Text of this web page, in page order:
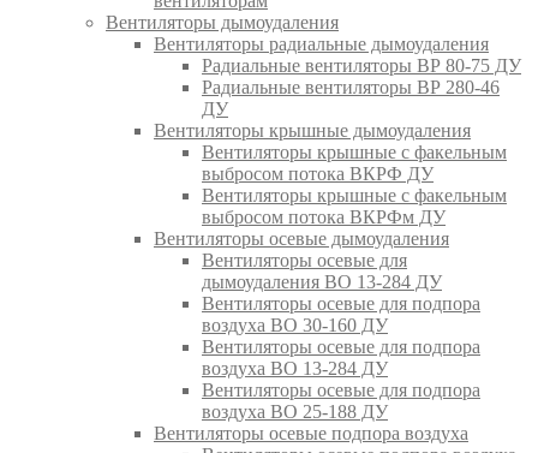
Вентиляторы дымоудаления
Вентиляторы радиальные дымоудаления
Радиальные вентиляторы ВР 80-75 ДУ
Радиальные вентиляторы ВР 280-46
ДУ
Вентиляторы крышные дымоудаления
Вентиляторы крышные с факельным
выбросом потока ВКРФ ДУ
Вентиляторы крышные с факельным
выбросом потока ВКРФм ДУ
Вентиляторы осевые дымоудаления
Вентиляторы осевые для
дымоудаления ВО 13-284 ДУ
Вентиляторы осевые для подпора
воздуха ВО 30-160 ДУ
Вентиляторы осевые для подпора
воздуха ВО 13-284 ДУ
Вентиляторы осевые для подпора
воздуха ВО 25-188 ДУ
Вентиляторы осевые подпора воздуха